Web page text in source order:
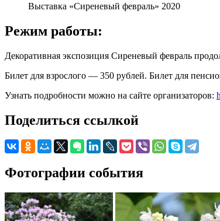
Выставка «Сиреневый февраль» 2020
Режим работы:
Декоративная экспозиция Сиреневый февраль
Билет для взрослого — 350 рублей. Билет для
Узнать подробности можно на сайте организаторов:
Поделиться ссылкой
Фотографии события